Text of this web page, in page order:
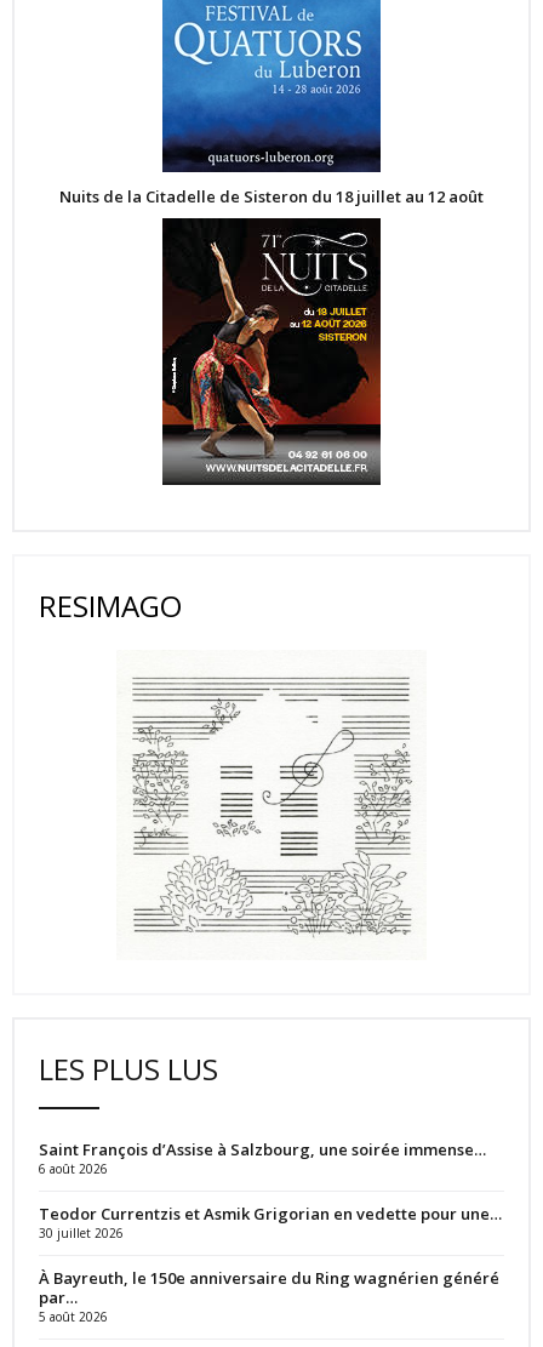
Nuits de la Citadelle de Sisteron du 18 juillet au 12 août
RESIMAGO
LES PLUS LUS
Saint François d’Assise à Salzbourg, une soirée immense…
6 août 2026
Teodor Currentzis et Asmik Grigorian en vedette pour une…
30 juillet 2026
À Bayreuth, le 150e anniversaire du Ring wagnérien généré
par…
5 août 2026